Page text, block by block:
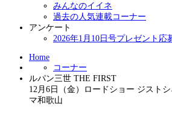
みんなのイイネ
過去の人気連載コーナー
アンケート
2026年1月10日号プレゼント応
Home
コーナー
ルパン三世 THE FIRST
12月6日（金）ロードショー ジスト
マ和歌山